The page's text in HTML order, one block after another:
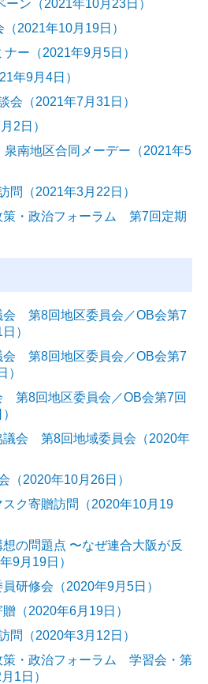
ン（2021年10月23日）
2021年10月19日）
ー（2021年9月5日）
年9月4日）
会（2021年7月31日）
2日）
南地区合同メーデー（2021年5
問（2021年3月22日）
策・政治フォーラム 第7回定期
会 第8回地区委員会／OB会第7
）
会 第8回地区委員会／OB会第7
）
第8回地区委員会／OB会第7回
議会 第8回地域委員会（2020年
2020年10月26日）
スク寄贈訪問（2020年10月19
の問題点 〜なぜ連合大阪が反
9月19日）
研修会（2020年9月5日）
（2020年6月19日）
問（2020年3月12日）
策・政治フォーラム 学習会・第
1日）